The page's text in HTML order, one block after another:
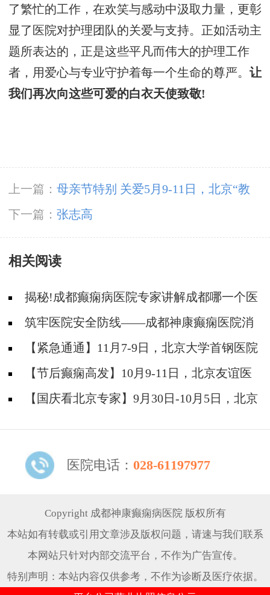
了繁忙的工作，在欢笑与感动中汲取力量，更彰
显了医院对护理团队的关爱与支持。正如活动主
题所表达的，正是这些平凡而伟大的护理工作
者，用爱心与专业守护着每一个生命的尊严。 让
我们再次向这些可爱的白衣天使致敬!
上一篇： 母亲节特别 关爱5月9-11日，北京“教
授级”癫痫名医亲临神康，多学科会诊助力患者
重获健康
下一篇： 张志高
相关阅读
揭秘!成都癫痫病医院专家讲解成都哪一个医
院能治疗癫痫?
筑牢医院安全防线——成都神康癫痫医院消
防安全培训纪实
【紧急通通】11月7-9日，北京大学首钢医院
神经内科胡颖教授亲临成都会诊，破解癫痫疑难
【节后癫痫高发】10月9-11日，北京友谊医
院陈葵博士免费会诊+治疗援助，破解癫痫难
【国庆看北京专家】9月30日-10月5日，北京
助，速约！
医院电话： 028-61197977
Copyright 成都神康癫痫病医院 版权所有
本站如有转载或引用文章涉及版权问题，请速与我们联系
本网站只针对内部交流平台，不作为广告宣传。
特别声明：本站内容仅供参考，不作为诊断及医疗依据。